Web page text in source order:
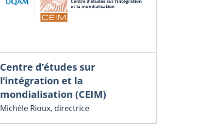
Centre d’études sur
l’intégration et la
mondialisation (CEIM)
Michèle Rioux, directrice